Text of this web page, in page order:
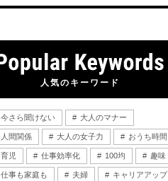
人気のキーワード
今さら聞けない 大人のマナー
人間関係 大人の女子力 おうち時間
育児 仕事効率化 100均 趣味
仕事も家庭も 夫婦 キャリアアップ